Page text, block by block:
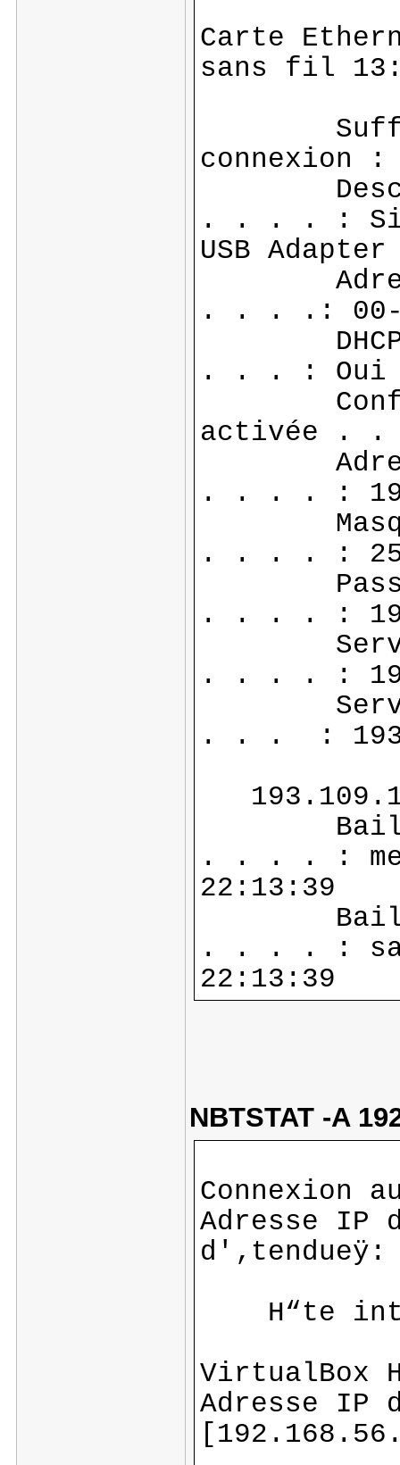
Carte
sans fil
Suffixe
. . . . :
USB
. . . .: 00-
DHCP
. . . : Oui
activée .
. . . . :
Masque
. . . . :
. . . . :
. . . . :
. . . :
Bail
. . . . :
22:13:39
Bail
. . . . :
22:13:39
NBTSTAT -A
Connexion
Adresse IP
H“te
VirtualBox
Adresse IP